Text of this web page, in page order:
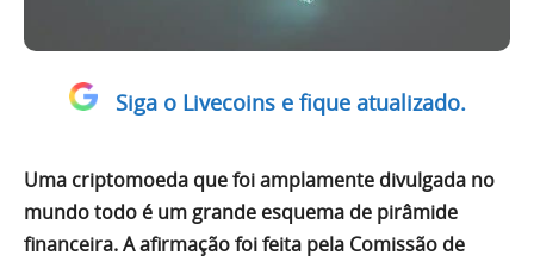
Siga o Livecoins e fique atualizado.
Uma criptomoeda que foi amplamente divulgada no
mundo todo é um grande esquema de pirâmide
financeira. A afirmação foi feita pela Comissão de